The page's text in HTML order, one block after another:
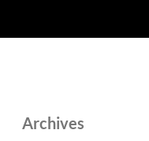
Archives